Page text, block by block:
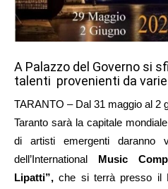
A Palazzo del Governo si
talenti provenienti da
TARANTO – Dal 31 maggio al 2
Taranto sarà la capitale
di artisti emergenti daranno
dell’International Music
Lipatti”, che si terrà presso il